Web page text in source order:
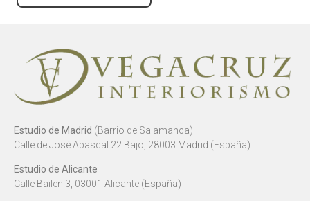
Estudio de Madrid (Barrio de Salamanca)
Calle de José Abascal 22 Bajo, 28003 Madrid (España)
Estudio de Alicante
Calle Bailen 3, 03001 Alicante (España)